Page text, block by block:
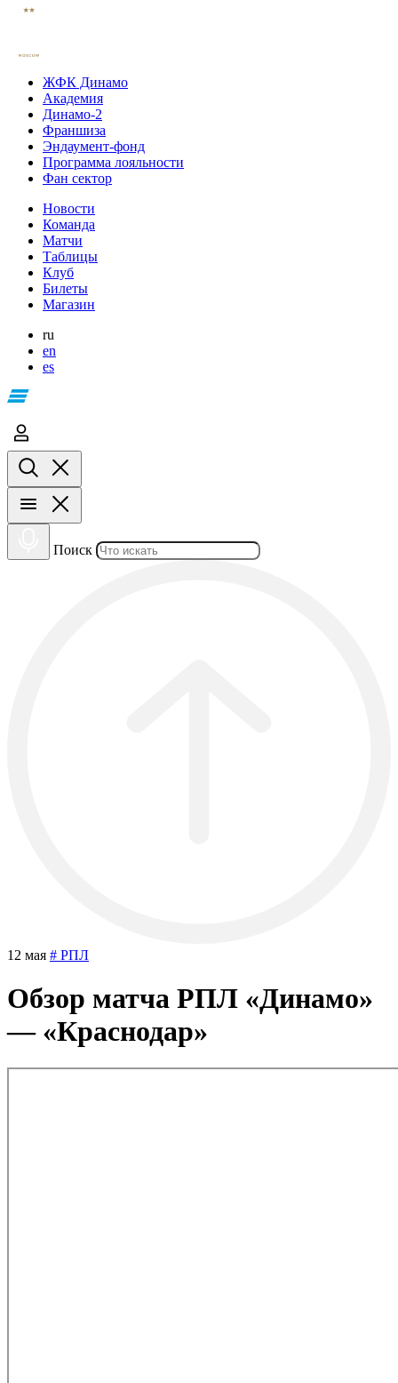
ЖФК Динамо
Академия
Динамо-2
Франшиза
Эндаумент-фонд
Программа лояльности
Фан сектор
Новости
Команда
Матчи
Таблицы
Клуб
Билеты
Магазин
ru
en
es
Поиск
12 мая # РПЛ
Обзор матча РПЛ «Динамо»
— «Краснодар»